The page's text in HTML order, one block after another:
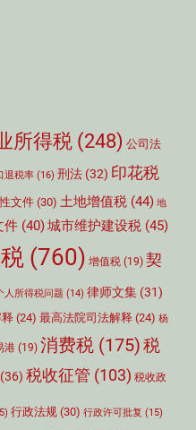
所得税 (248) 公司法
退税率 (16) 刑法 (32) 印花税
文件 (30) 土地增值税 (44) 地
件 (40)城市维护建设税 (45)
(760) 增值税 (19) 契
人所得税问题 (14) 律师文集 (31)
(24) 最高法院司法解释 (24) 杨
港 (19) 消费税 (175)税
(36) 税收征管 (103) 税收政
行政法规 (30) 行政许可批复 (15)